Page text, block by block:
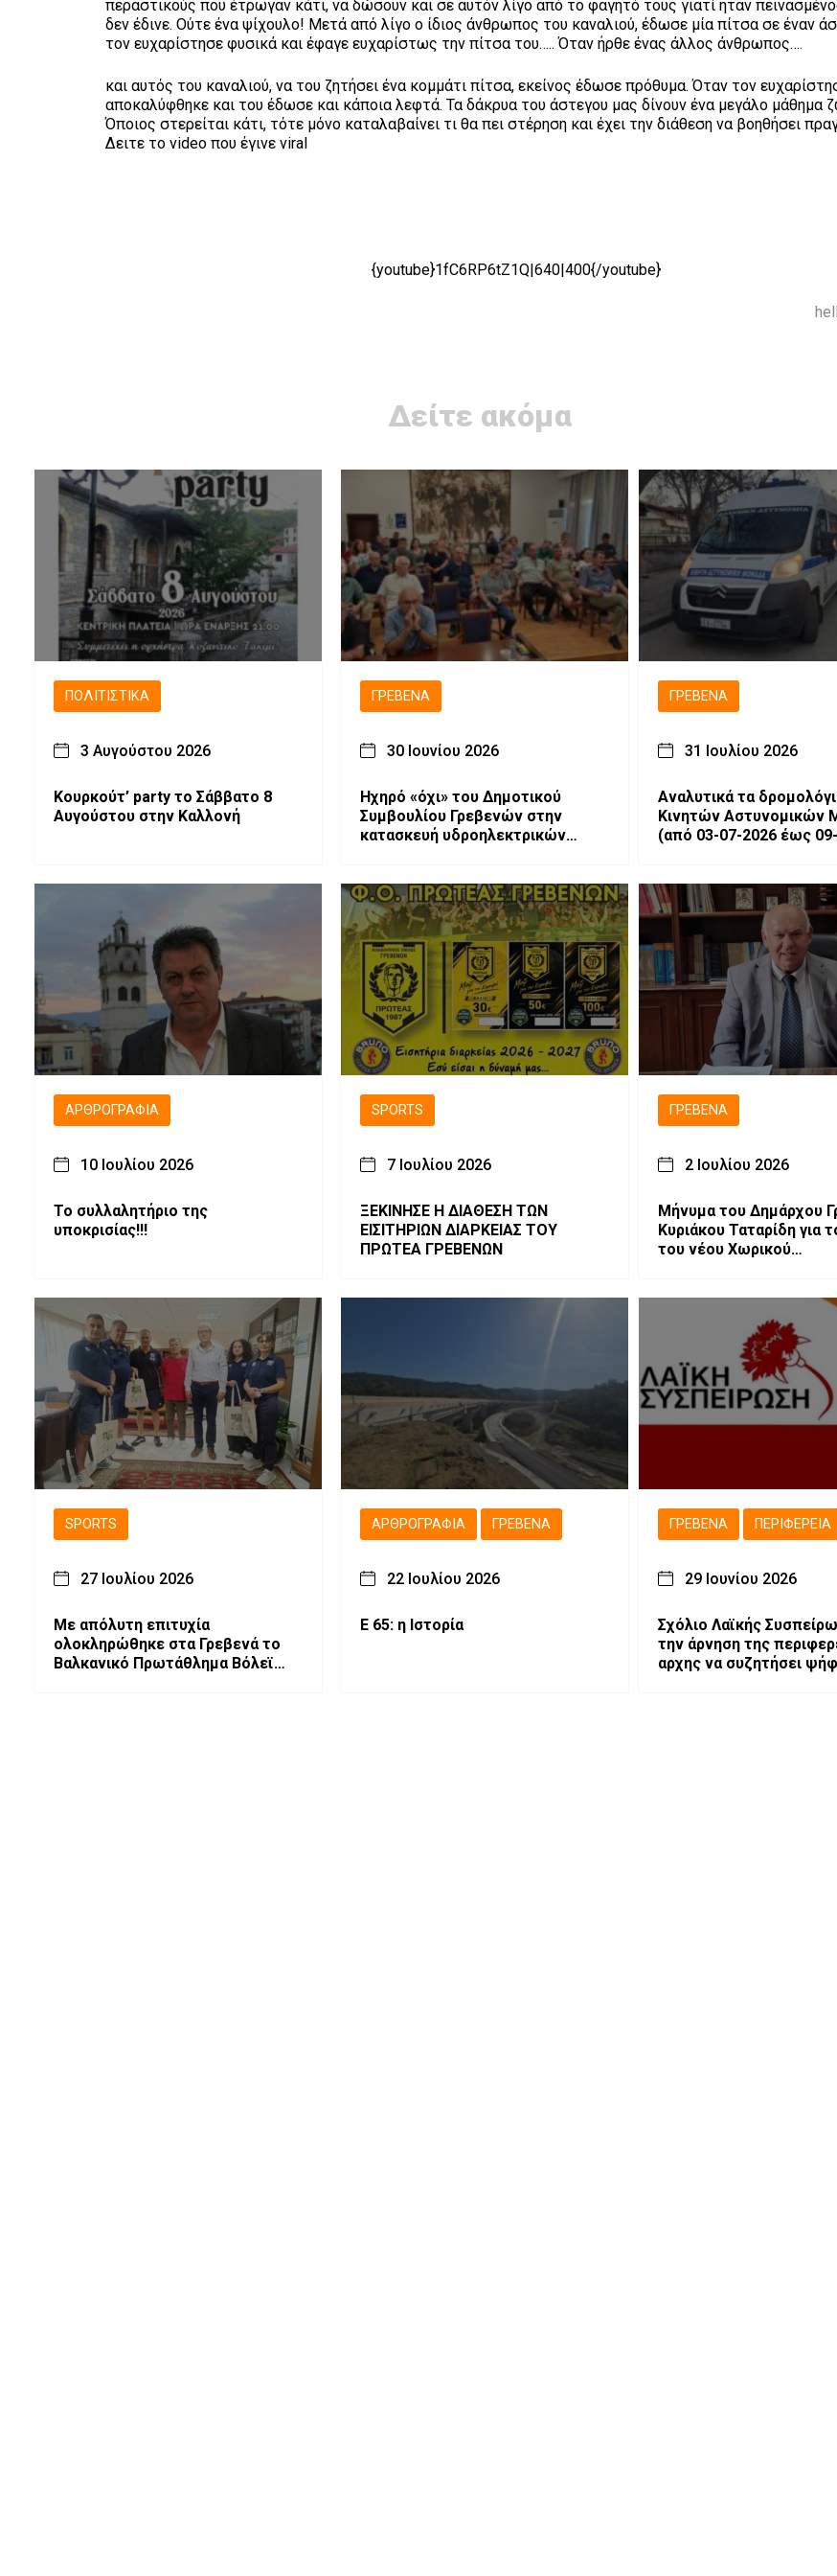
περαστικούς που έτρωγαν κάτι, να δώσουν και σε αυτόν λίγο από το φαγητό τους γιατί ήταν
δεν έδινε. Ούτε ένα ψίχουλο! Μετά από λίγο ο ίδιος άνθρωπος του καναλιού, έδωσε μία πίτσα σε έναν
τον ευχαρίστησε φυσικά και έφαγε ευχαρίστως την πίτσα του….. Όταν ήρθε ένας άλλος άνθρωπος….
και αυτός του καναλιού, να του ζητήσει ένα κομμάτι πίτσα, εκείνος έδωσε πρόθυμα. Όταν τον
αποκαλύφθηκε και του έδωσε και κάποια λεφτά. Τα δάκρυα του άστεγου μας δίνουν ένα μεγάλο μάθημα
Όποιος στερείται κάτι, τότε μόνο καταλαβαίνει τι θα πει στέρηση και έχει την διάθεση να βοηθήσει
Δειτε το video που έγινε viral
{youtube}1fC6RP6tZ1Q|640|400{/youtube}
Δείτε ακόμα
ΠΟΛΙΤΙΣΤΙΚΆ
3 Αυγούστου 2026
Κουρκούτ’ party το Σάββατο 8
Αυγούστου στην Καλλονή
ΓΡΕΒΕΝΆ
30 Ιουνίου 2026
Ηχηρό «όχι» του Δημοτικού
Συμβουλίου Γρεβενών στην
κατασκευή υδροηλεκτρικών
ΓΡΕΒΕΝΆ
31 Ιουλίου 2026
Αναλυτικά τα
Κινητών Αστυνομικών
(από 03-07-2026 έως
ΑΡΘΡΟΓΡΑΦΊΑ
10 Ιουλίου 2026
Το συλλαλητήριο της
υποκρισίας!!!
SPORTS
7 Ιουλίου 2026
ΞΕΚΙΝΗΣΕ Η ΔΙΑΘΕΣΗ ΤΩΝ
ΕΙΣΙΤΗΡΙΩΝ ΔΙΑΡΚΕΙΑΣ ΤΟΥ
ΠΡΩΤΕΑ ΓΡΕΒΕΝΩΝ
ΓΡΕΒΕΝΆ
2 Ιουλίου 2026
Μήνυμα του Δημάρχου
Κυριάκου Ταταρίδη για
του νέου Χωρικού
SPORTS
27 Ιουλίου 2026
Με απόλυτη επιτυχία
ολοκληρώθηκε στα Γρεβενά το
Βαλκανικό Πρωτάθλημα Βόλεϊ
ΑΡΘΡΟΓΡΑΦΊΑ ΓΡΕΒΕΝΆ
22 Ιουλίου 2026
Ε 65: η Ιστορία
ΓΡΕΒΕΝΆ ΠΕΡΙΦΈΡΕΙΑ
29 Ιουνίου 2026
Σχόλιο Λαϊκής
την άρνηση της
αρχης να συζητήσει